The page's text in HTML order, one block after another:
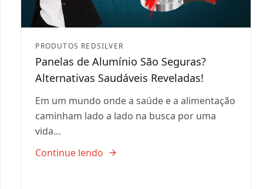
PRODUTOS REDSILVER
Panelas de Alumínio São Seguras?
Alternativas Saudáveis Reveladas!
Em um mundo onde a saúde e a alimentação
caminham lado a lado na busca por uma
vida…
Continue lendo